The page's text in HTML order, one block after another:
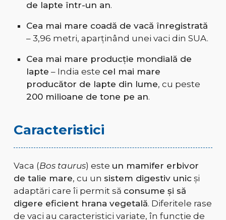
de lapte într-un an.
Cea mai mare coadă de vacă înregistrată
– 3,96 metri, aparținând unei vaci din SUA.
Cea mai mare producție mondială de
lapte – India este cel mai mare
producător de lapte din lume, cu peste
200 milioane de tone pe an.
Caracteristici
Vaca (Bos taurus) este un mamifer erbivor
de talie mare, cu un sistem digestiv unicși
adaptări care îi permit să consume și să
digere eficient hrana vegetală. Diferitele rase
de vaci au caracteristici variate, în funcție de